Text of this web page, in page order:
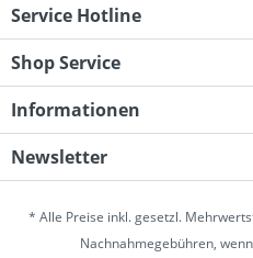
Service Hotline
Shop Service
Informationen
Newsletter
* Alle Preise inkl. gesetzl.
Nachnahmegebühren,